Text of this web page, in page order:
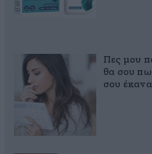
Πες μου
θα σου πω
σου